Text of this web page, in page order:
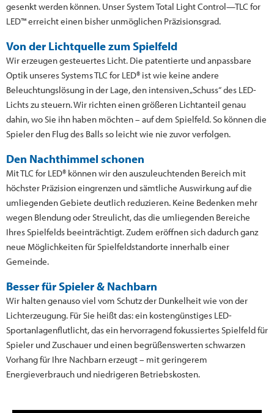
gesenkt werden können. Unser System Total Light Control—TLC for
LED™ erreicht einen bisher unmöglichen Präzisionsgrad.
Von der Lichtquelle zum Spielfeld
Wir erzeugen gesteuertes Licht. Die patentierte und anpassbare
Optik unseres Systems TLC for LED® ist wie keine andere
Beleuchtungslösung in der Lage, den intensiven „Schuss“ des LED-
Lichts zu steuern. Wir richten einen größeren Lichtanteil genau
dahin, wo Sie ihn haben möchten – auf dem Spielfeld. So können die
Spieler den Flug des Balls so leicht wie nie zuvor verfolgen.
Den Nachthimmel schonen
Mit TLC for LED® können wir den auszuleuchtenden Bereich mit
höchster Präzision eingrenzen und sämtliche Auswirkung auf die
umliegenden Gebiete deutlich reduzieren. Keine Bedenken mehr
wegen Blendung oder Streulicht, das die umliegenden Bereiche
Ihres Spielfelds beeinträchtigt. Zudem eröffnen sich dadurch ganz
neue Möglichkeiten für Spielfeldstandorte innerhalb einer
Gemeinde.
Besser für Spieler & Nachbarn
Wir halten genauso viel vom Schutz der Dunkelheit wie von der
Lichterzeugung. Für Sie heißt das: ein kostengünstiges LED-
Sportanlagenflutlicht, das ein hervorragend fokussiertes Spielfeld für
Spieler und Zuschauer und einen begrüßenswerten schwarzen
Vorhang für Ihre Nachbarn erzeugt – mit geringerem
Energieverbrauch und niedrigeren Betriebskosten.